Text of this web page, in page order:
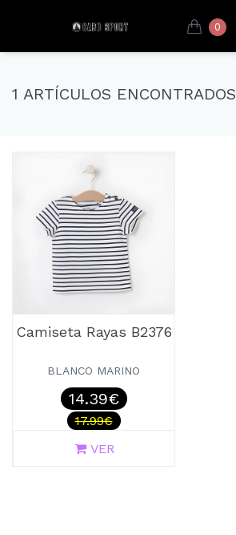
0
1 ARTÍCULOS ENCONTRADOS
Camiseta Rayas B2376
BLANCO MARINO
14.39€
17.99€
VER